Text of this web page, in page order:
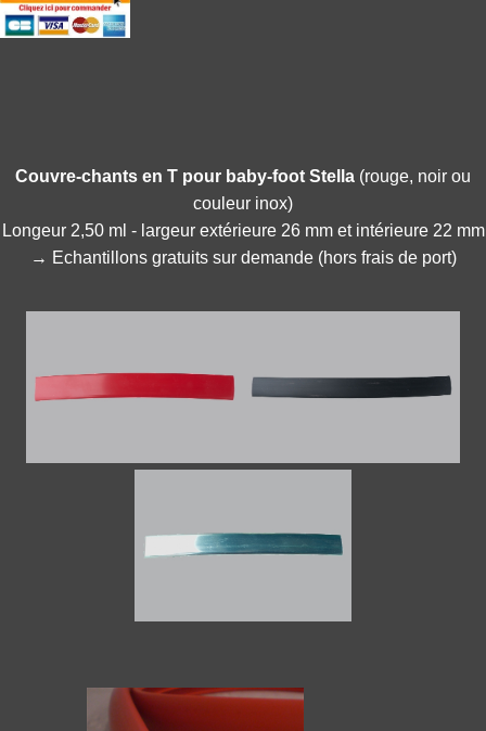
Couvre-chants en T pour baby-foot Stella (rouge, noir ou
couleur inox)
Longeur 2,50 ml - largeur extérieure 26 mm et intérieure 22 mm
→ Echantillons gratuits sur demande (hors frais de port)